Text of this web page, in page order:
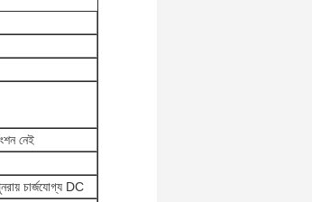
নেই
চার্জযোগ্য DC